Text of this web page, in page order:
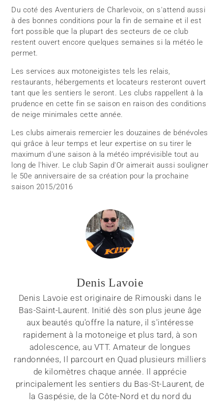
Du coté des Aventuriers de Charlevoix, on s'attend aussi
à des bonnes conditions pour la fin de semaine et il est
fort possible que la plupart des secteurs de ce club
restent ouvert encore quelques semaines si la météo le
permet.
Les services aux motoneigistes tels les relais,
restaurants, hébergements et locateurs resteront ouvert
tant que les sentiers le seront. Les clubs rappellent à la
prudence en cette fin se saison en raison des conditions
de neige minimales cette année.
Les clubs aimerais remercier les douzaines de bénévoles
qui grâce à leur temps et leur expertise on su tirer le
maximum d'une saison à la météo imprévisible tout au
long de l'hiver. Le club Sapin d'Or aimerait aussi souligner
le 50e anniversaire de sa création pour la prochaine
saison 2015/2016
Denis Lavoie
Denis Lavoie est originaire de Rimouski dans le
Bas-Saint-Laurent. Initié dès son plus jeune âge
aux beautés qu'offre la nature, il s'intéresse
rapidement à la motoneige et plus tard, à son
adolescence, au VTT. Amateur de longues
randonnées, Il parcourt en Quad plusieurs milliers
de kilomètres chaque année. Il apprécie
principalement les sentiers du Bas-St-Laurent, de
la Gaspésie, de la Côte-Nord et du nord du